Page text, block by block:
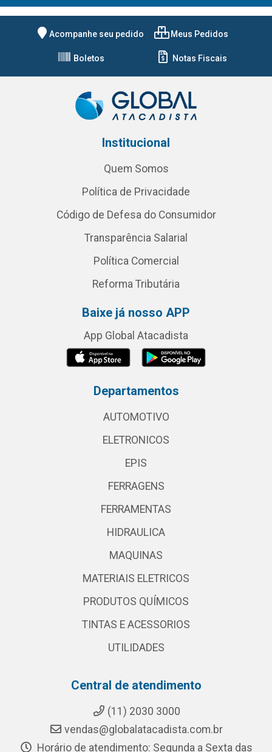
Acompanhe seu pedido Meus Pedidos
Boletos Notas Fiscais
Institucional
Quem Somos
Política de Privacidade
Código de Defesa do Consumidor
Transparência Salarial
Política Comercial
Reforma Tributária
Baixe já nosso APP
App Global Atacadista
Departamentos
AUTOMOTIVO
ELETRONICOS
EPIS
FERRAGENS
FERRAMENTAS
HIDRAULICA
MAQUINAS
MATERIAIS ELETRICOS
PRODUTOS QUÍMICOS
TINTAS E ACESSORIOS
UTILIDADES
Central de atendimento
(11) 2030 3000
vendas@globalatacadista.com.br
Horário de atendimento: Segunda a Sexta das